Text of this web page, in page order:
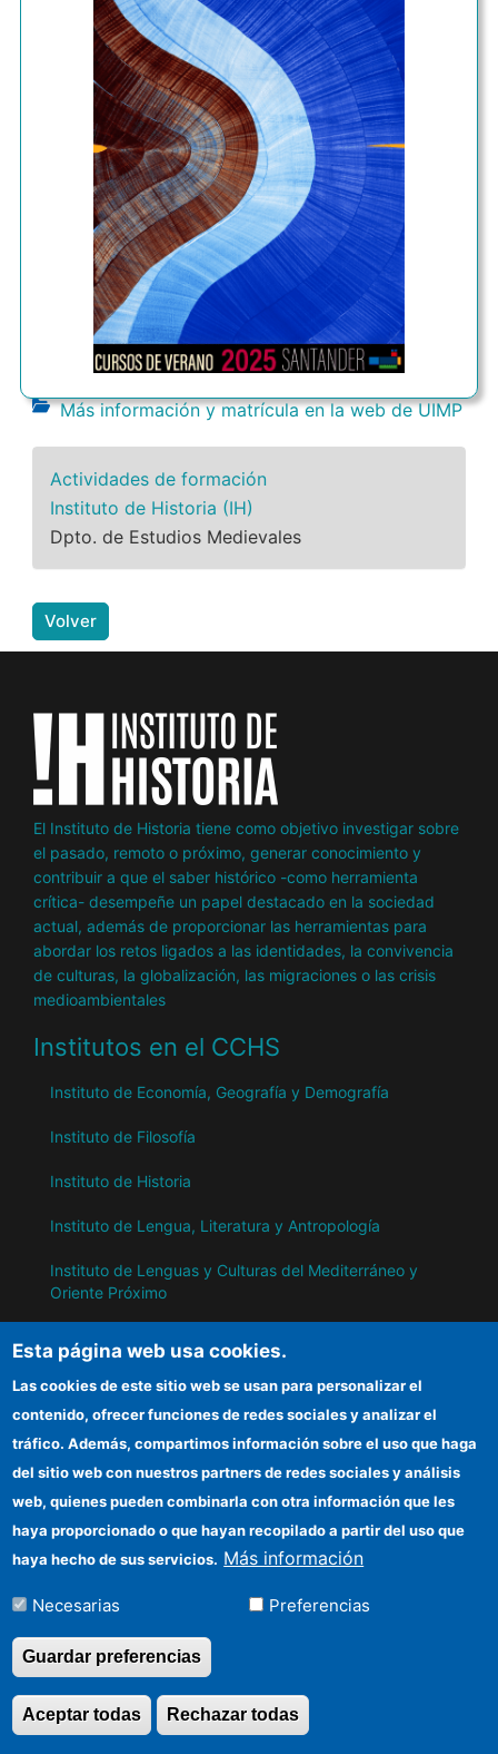
Más información y matrícula en la web de UIMP
Actividades de formación
Instituto de Historia (IH)
Dpto. de Estudios Medievales
Volver
El Instituto de Historia tiene como objetivo investigar sobre
el pasado, remoto o próximo, generar conocimiento y
contribuir a que el saber histórico -como herramienta
crítica- desempeñe un papel destacado en la sociedad
actual, además de proporcionar las herramientas para
abordar los retos ligados a las identidades, la convivencia
de culturas, la globalización, las migraciones o las crisis
medioambientales
Institutos en el CCHS
Instituto de Economía, Geografía y Demografía
Instituto de Filosofía
Instituto de Historia
Instituto de Lengua, Literatura y Antropología
Instituto de Lenguas y Culturas del Mediterráneo y
Oriente Próximo
IH
Información para proveedores
Organismos financiadores
Cómo llegar
©Copyright 2026 Todos los derechos
reservados
Esta página web usa cookies.
Las cookies de este sitio web se usan para personalizar el
contenido, ofrecer funciones de redes sociales y analizar el
tráfico. Además, compartimos información sobre el uso que haga
del sitio web con nuestros partners de redes sociales y análisis
web, quienes pueden combinarla con otra información que les
haya proporcionado o que hayan recopilado a partir del uso que
haya hecho de sus servicios. Más información
Necesarias Preferencias
Guardar preferencias
Rechazar todas
Aceptar todas